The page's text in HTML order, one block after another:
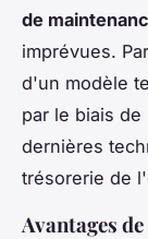
de
imprévues.
d'un modèle
par le biais
dernières
trésorerie de
Avantages